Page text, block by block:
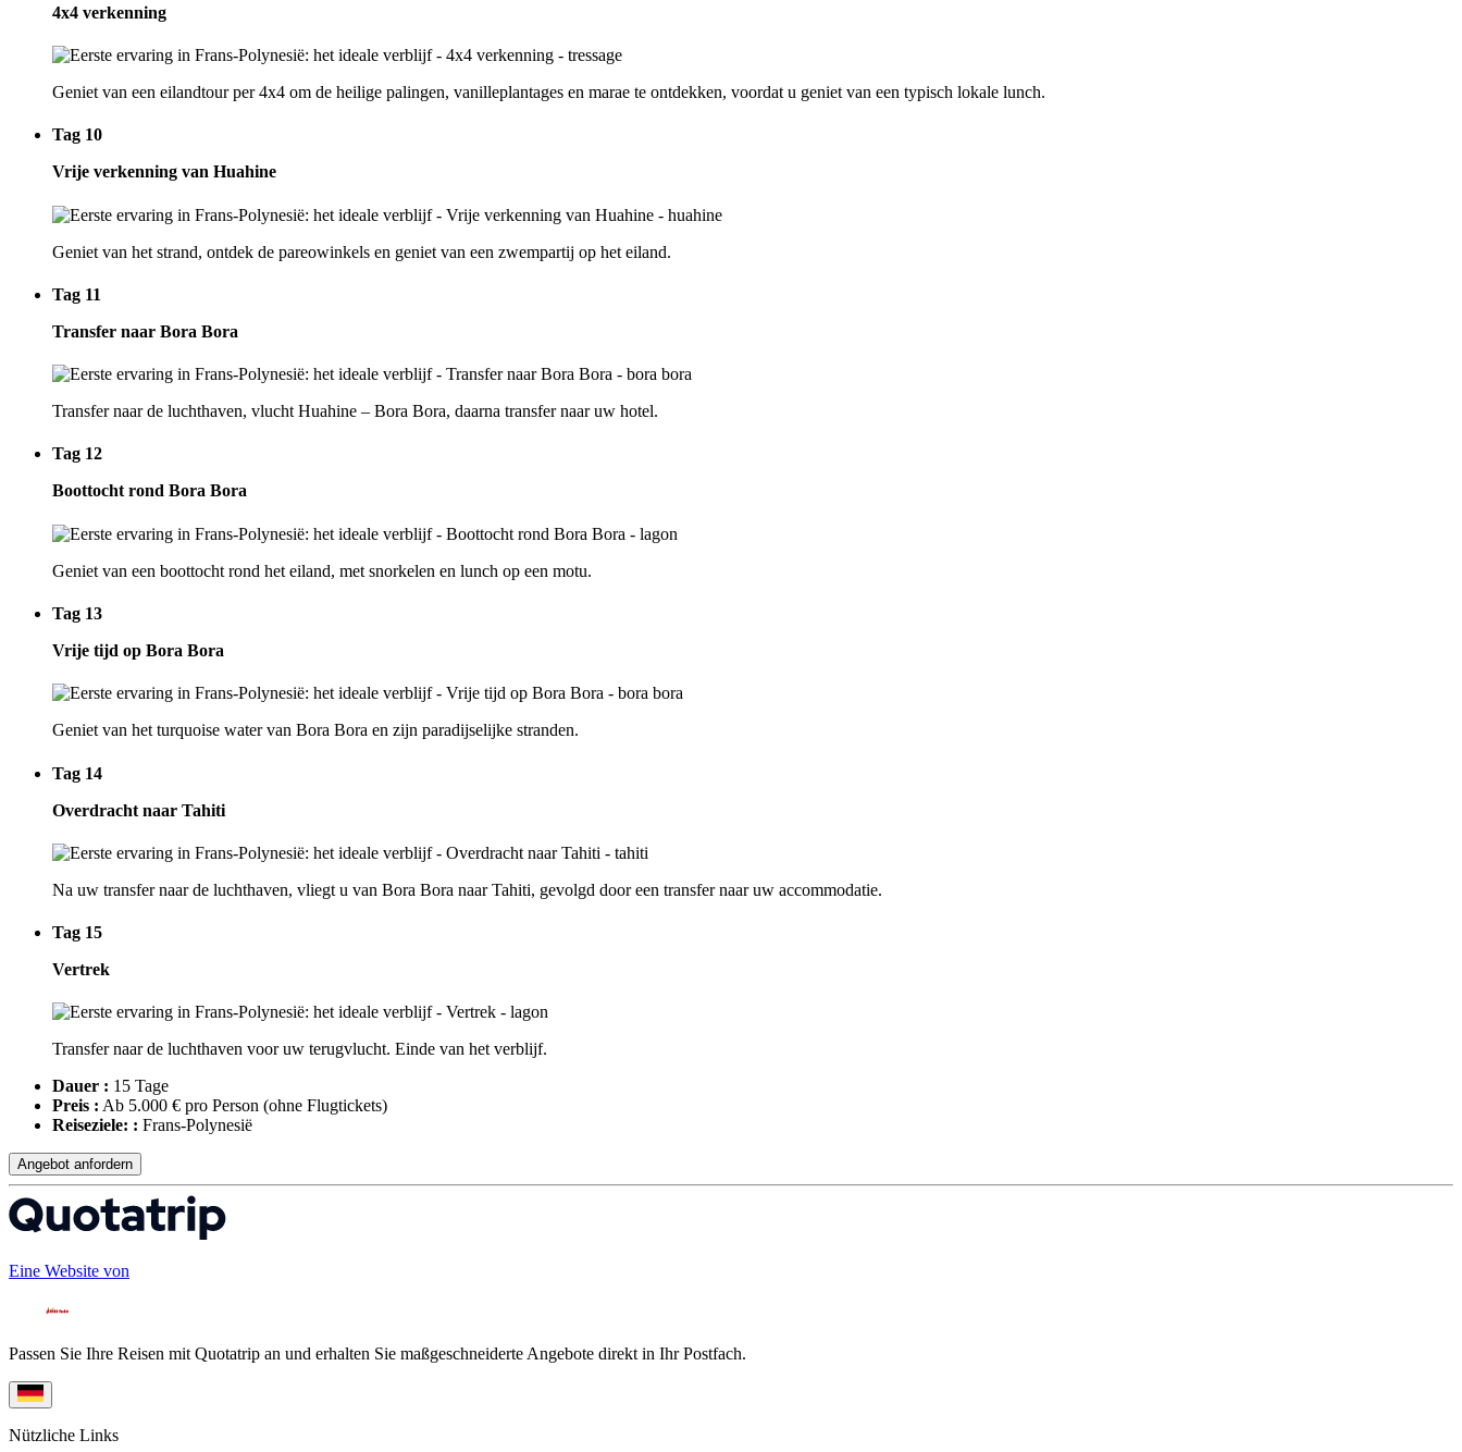
4x4 verkenning
Geniet van een eilandtour per 4x4 om de heilige palingen, vanilleplantages en marae te ontdekken, voordat u geniet van een typisch lokale lunch.
Tag 10
Vrije verkenning van Huahine
Geniet van het strand, ontdek de pareowinkels en geniet van een zwempartij op het eiland.
Tag 11
Transfer naar Bora Bora
Transfer naar de luchthaven, vlucht Huahine – Bora Bora, daarna transfer naar uw hotel.
Tag 12
Boottocht rond Bora Bora
Geniet van een boottocht rond het eiland, met snorkelen en lunch op een motu.
Tag 13
Vrije tijd op Bora Bora
Geniet van het turquoise water van Bora Bora en zijn paradijselijke stranden.
Tag 14
Overdracht naar Tahiti
Na uw transfer naar de luchthaven, vliegt u van Bora Bora naar Tahiti, gevolgd door een transfer naar uw accommodatie.
Tag 15
Vertrek
Transfer naar de luchthaven voor uw terugvlucht. Einde van het verblijf.
Dauer : 15 Tage
Preis : Ab 5.000 € pro Person (ohne Flugtickets)
Reiseziele: : Frans-Polynesië
Angebot anfordern
Eine Website von
Passen Sie Ihre Reisen mit Quotatrip an und erhalten Sie maßgeschneiderte Angebote direkt in Ihr Postfach.
Nützliche Links